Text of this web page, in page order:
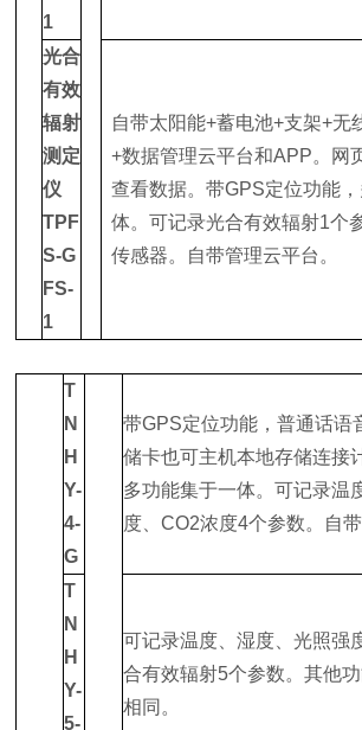
1
光合
有效
辐射
测定
仪
TPF
S-G
FS-
1
自带太阳能+蓄电池+支架+无
+数据管理云平台和APP。网
查看数据。带GPS定位功能
体。可记录光合有效辐射1个
传感器。自带管理云平台。
T
N
H
Y-
4-
G
带GPS定位功能，普通话语
储卡也可主机本地存储连接
多功能集于一体。可记录温
度、CO2浓度4个参数。自带
T
N
H
Y-
5-
可记录温度、湿度、光照强
合有效辐射5个参数。其他
相同。